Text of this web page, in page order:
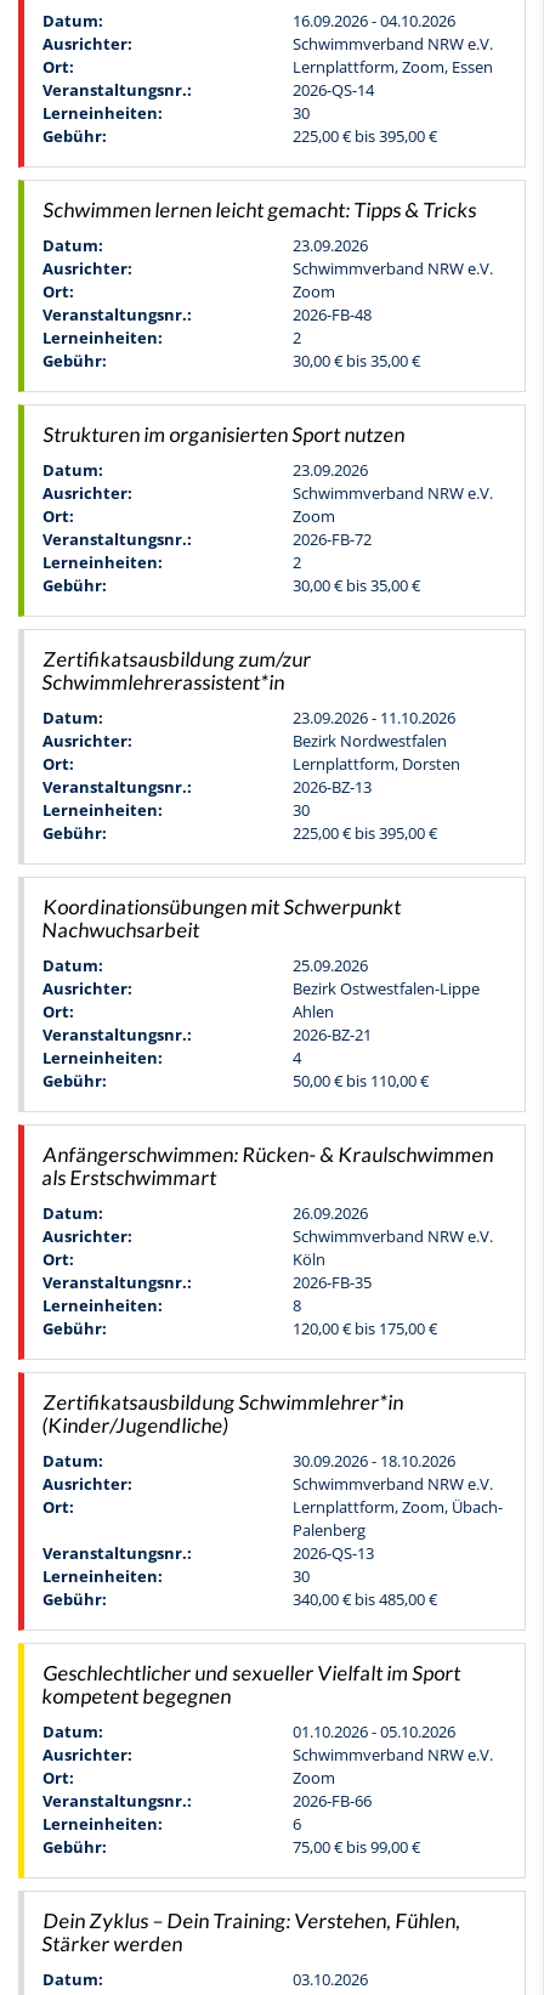
Datum:
16.09.2026 - 04.10.2026
Ausrichter:
Schwimmverband NRW e.V.
Ort:
Lernplattform, Zoom, Essen
Veranstaltungsnr.:
2026-QS-14
Lerneinheiten:
30
Gebühr:
225,00 € bis 395,00 €
Schwimmen lernen leicht gemacht: Tipps & Tricks
Datum:
23.09.2026
Ausrichter:
Schwimmverband NRW e.V.
Ort:
Zoom
Veranstaltungsnr.:
2026-FB-48
Lerneinheiten:
2
Gebühr:
30,00 € bis 35,00 €
Strukturen im organisierten Sport nutzen
Datum:
23.09.2026
Ausrichter:
Schwimmverband NRW e.V.
Ort:
Zoom
Veranstaltungsnr.:
2026-FB-72
Lerneinheiten:
2
Gebühr:
30,00 € bis 35,00 €
Zertifikatsausbildung zum/zur
Schwimmlehrerassistent*in
Datum:
23.09.2026 - 11.10.2026
Ausrichter:
Bezirk Nordwestfalen
Ort:
Lernplattform, Dorsten
Veranstaltungsnr.:
2026-BZ-13
Lerneinheiten:
30
Gebühr:
225,00 € bis 395,00 €
Koordinationsübungen mit Schwerpunkt
Nachwuchsarbeit
Datum:
25.09.2026
Ausrichter:
Bezirk Ostwestfalen-Lippe
Ort:
Ahlen
Veranstaltungsnr.:
2026-BZ-21
Lerneinheiten:
4
Gebühr:
50,00 € bis 110,00 €
Anfängerschwimmen: Rücken- & Kraulschwimmen
als Erstschwimmart
Datum:
26.09.2026
Ausrichter:
Schwimmverband NRW e.V.
Ort:
Köln
Veranstaltungsnr.:
2026-FB-35
Lerneinheiten:
8
Gebühr:
120,00 € bis 175,00 €
Zertifikatsausbildung Schwimmlehrer*in
(Kinder/Jugendliche)
Datum:
30.09.2026 - 18.10.2026
Ausrichter:
Schwimmverband NRW e.V.
Ort:
Lernplattform, Zoom, Übach-
Palenberg
Veranstaltungsnr.:
2026-QS-13
Lerneinheiten:
30
Gebühr:
340,00 € bis 485,00 €
Geschlechtlicher und sexueller Vielfalt im Sport
kompetent begegnen
Datum:
01.10.2026 - 05.10.2026
Ausrichter:
Schwimmverband NRW e.V.
Ort:
Zoom
Veranstaltungsnr.:
2026-FB-66
Lerneinheiten:
6
Gebühr:
75,00 € bis 99,00 €
Dein Zyklus – Dein Training: Verstehen, Fühlen,
Stärker werden
Datum:
03.10.2026